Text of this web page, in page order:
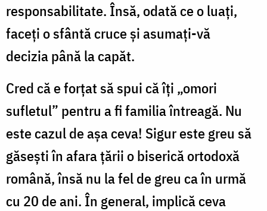
responsabilitate. Însă, odată ce o luați,
faceți o sfântă cruce și asumați-vă
decizia până la capăt.
Cred că e forțat să spui că îți „omori
sufletul” pentru a fi familia întreagă. Nu
este cazul de așa ceva! Sigur este greu să
găsești în afara țării o biserică ortodoxă
română, însă nu la fel de greu ca în urmă
cu 20 de ani. În general, implică ceva